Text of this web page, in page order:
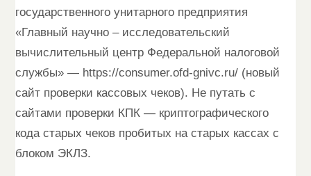
государственного унитарного предприятия
«Главный научно – исследовательский
вычислительный центр Федеральной налоговой
службы» — https://consumer.ofd-gnivc.ru/ (новый
сайт проверки кассовых чеков). Не путать с
сайтами проверки КПК — криптографического
кода старых чеков пробитых на старых кассах с
блоком ЭКЛЗ.